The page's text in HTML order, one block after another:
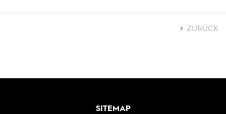
ZURÜCK
SITEMAP